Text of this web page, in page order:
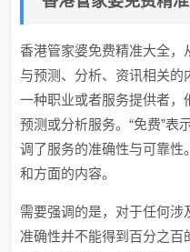
香港管家婆免费精准大全，
与预测、分析、资讯相关的
一种职业或者服务提供者，
预测或分析服务。“免费”表
调了服务的准确性与可靠性
和方面的内容。
需要强调的是，对于任何涉
准确性并不能得到百分之百